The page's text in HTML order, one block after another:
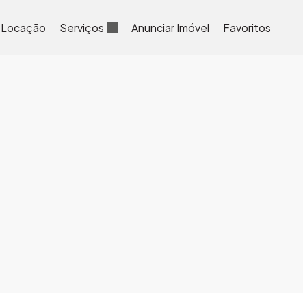
Favoritos
Anunciar Imóvel
Serviços
Locação